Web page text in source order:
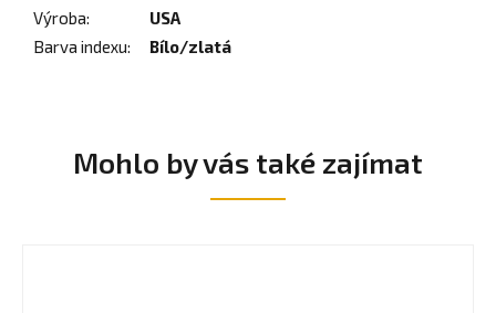
Výroba:
USA
Barva indexu: Bílo/zlatá
Mohlo by vás také zajímat